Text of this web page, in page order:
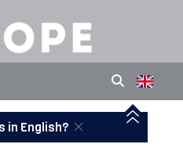
in English?